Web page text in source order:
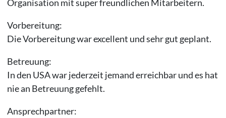
Organisation mit super freundlichen Mitarbeitern.
Vorbereitung:
Die Vorbereitung war excellent und sehr gut geplant.
Betreuung:
In den USA war jederzeit jemand erreichbar und es hat
nie an Betreuung gefehlt.
Ansprechpartner: